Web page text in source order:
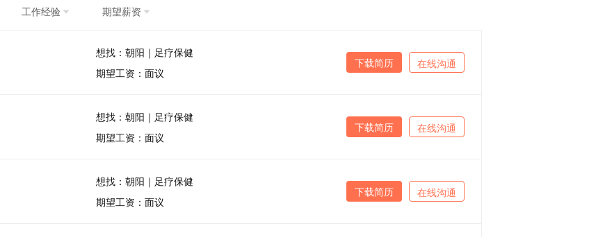
工作经验 期望薪资
想找：朝阳｜足疗保健
期望工资：面议
在线沟通
下载简历
想找：朝阳｜足疗保健
期望工资：面议
在线沟通
下载简历
想找：朝阳｜足疗保健
期望工资：面议
在线沟通
下载简历